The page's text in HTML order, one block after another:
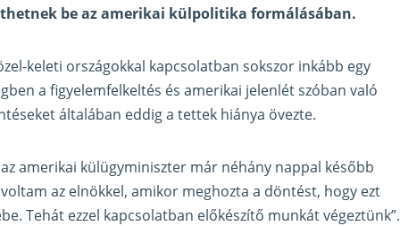
be az amerikai külpolitika formálásában.
keleti országokkal kapcsolatban sokszor inkább egy
a figyelemfelkeltés és amerikai jelenlét szóban való
általában eddig a tettek hiánya övezte.
amerikai külügyminiszter már néhány nappal később
voltam az elnökkel, amikor meghozta a döntést, hogy ezt
Tehát ezzel kapcsolatban előkészítő munkát végeztünk”.